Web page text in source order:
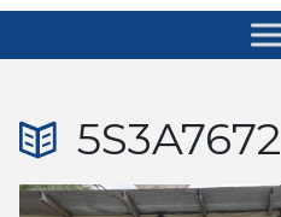
5S3A7672